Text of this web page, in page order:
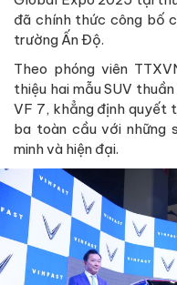
đã chính thức công bố
trường Ấn Độ.
Theo phóng viên
thiệu hai mẫu SUV
VF 7, khẳng định quyết
ba toàn cầu với những
minh và hiện đại.